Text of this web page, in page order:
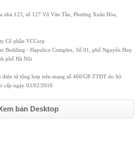
nhà 123, số 127 Võ Văn Tần, Phường Xuân Hòa,
Cổ phần VCCorp
Building - Hapulico Complex, Số 01, phố Nguyễn Huy
phố Hà Nội
tử tổng hợp trên mạng số 460/GP-TTĐT do Sở
cấp ngày 03/02/2016
bản Desktop